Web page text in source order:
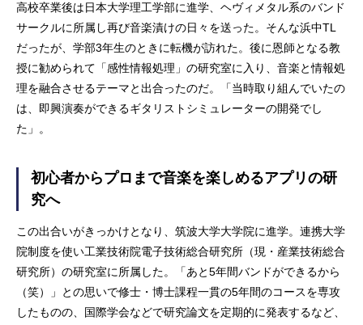
高校卒業後は日本大学理工学部に進学、ヘヴィメタル系のバンド
サークルに所属し再び音楽漬けの日々を送った。そんな浜中TL
だったが、学部3年生のときに転機が訪れた。後に恩師となる教
授に勧められて「感性情報処理」の研究室に入り、音楽と情報処
理を融合させるテーマと出合ったのだ。「当時取り組んでいたの
は、即興演奏ができるギタリストシミュレーターの開発でし
た」。
初心者からプロまで音楽を楽しめるアプリの研
究へ
この出合いがきっかけとなり、筑波大学大学院に進学。連携大学
院制度を使い工業技術院電子技術総合研究所（現・産業技術総合
研究所）の研究室に所属した。「あと5年間バンドができるから
（笑）」との思いで修士・博士課程一貫の5年間のコースを専攻
したものの、国際学会などで研究論文を定期的に発表するなど、